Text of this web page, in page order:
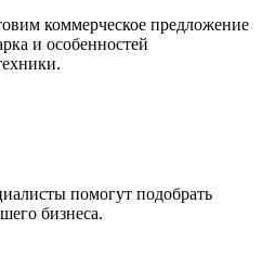
коммерческое предложение
и особенностей
помогут подобрать
бизнеса.